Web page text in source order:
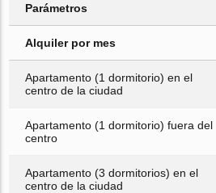
Parámetros
Alquiler por mes
Apartamento (1 dormitorio) en el
centro de la ciudad
Apartamento (1 dormitorio) fuera del
centro
Apartamento (3 dormitorios) en el
centro de la ciudad